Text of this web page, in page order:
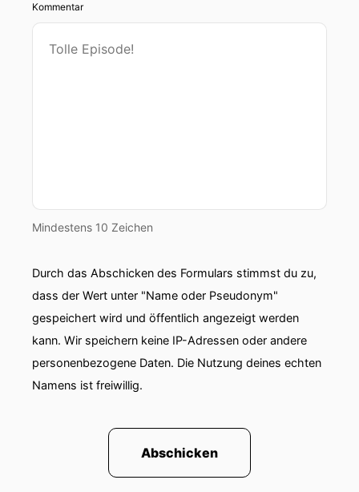
Kommentar
Mindestens 10 Zeichen
Durch das Abschicken des Formulars stimmst du zu,
dass der Wert unter "Name oder Pseudonym"
gespeichert wird und öffentlich angezeigt werden
kann. Wir speichern keine IP-Adressen oder andere
personenbezogene Daten. Die Nutzung deines echten
Namens ist freiwillig.
Abschicken